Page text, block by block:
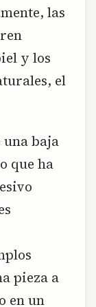
las
y los
el
baja
que ha
pieza a
en un